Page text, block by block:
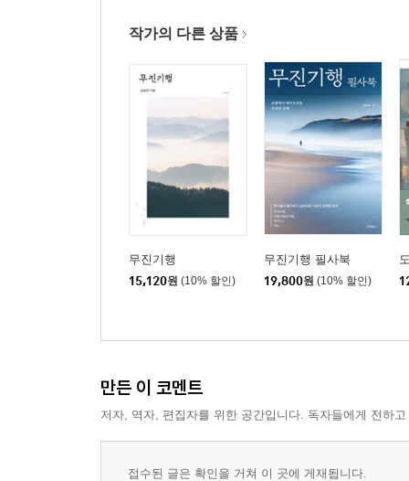
작가의 다른 상품
무진기행
15,120원 (10% 할인)
무진기행 필사북
19,800원 (10% 할인)
만든 이 코멘트
저자, 역자, 편집자를 위한 공간입니다. 독자들에게 전하
접수된 글은 확인을 거쳐 이 곳에 게재됩니다.